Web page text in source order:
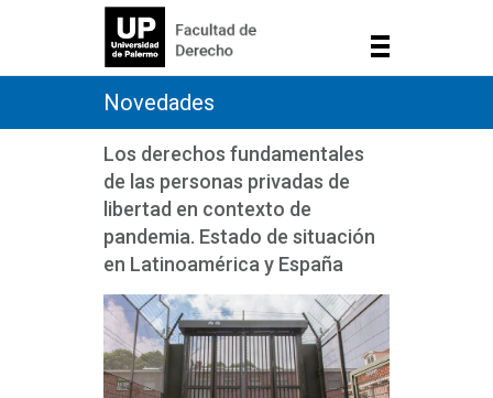
Novedades
Los derechos fundamentales
de las personas privadas de
libertad en contexto de
pandemia. Estado de situación
en Latinoamérica y España